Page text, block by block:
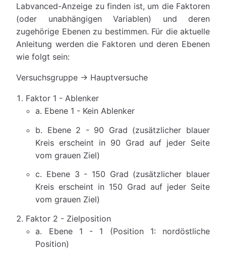
Labvanced-Anzeige zu finden ist, um die Faktoren
(oder unabhängigen Variablen) und deren
zugehörige Ebenen zu bestimmen. Für die aktuelle
Anleitung werden die Faktoren und deren Ebenen
wie folgt sein:
Versuchsgruppe → Hauptversuche
Faktor 1 - Ablenker
a. Ebene 1 - Kein Ablenker
b. Ebene 2 - 90 Grad (zusätzlicher blauer
Kreis erscheint in 90 Grad auf jeder Seite
vom grauen Ziel)
c. Ebene 3 - 150 Grad (zusätzlicher blauer
Kreis erscheint in 150 Grad auf jeder Seite
vom grauen Ziel)
Faktor 2 - Zielposition
a. Ebene 1 - 1 (Position 1: nordöstliche
Position)